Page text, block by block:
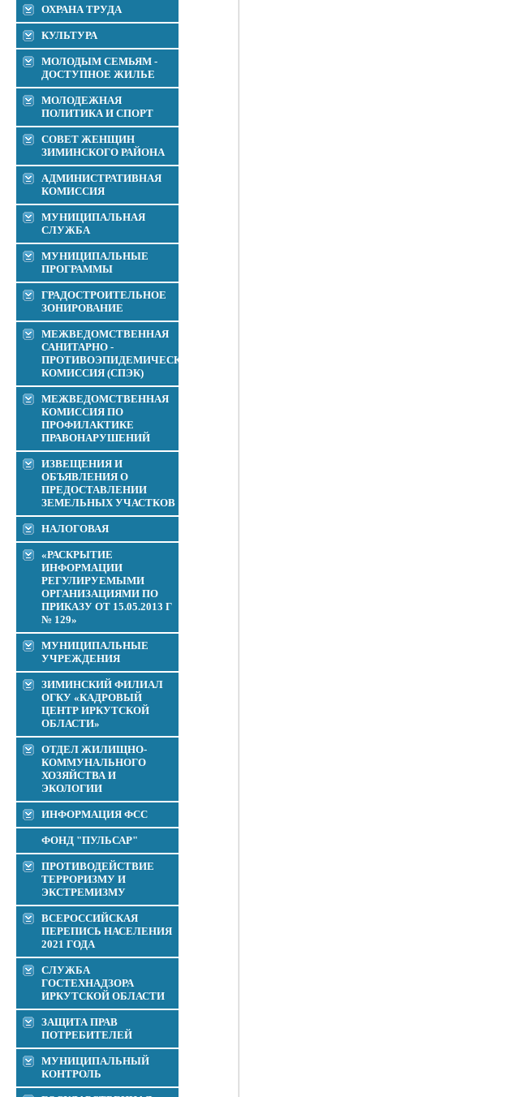
ОХРАНА ТРУДА
КУЛЬТУРА
МОЛОДЫМ СЕМЬЯМ -
ДОСТУПНОЕ ЖИЛЬЕ
МОЛОДЕЖНАЯ
ПОЛИТИКА И СПОРТ
СОВЕТ ЖЕНЩИН
ЗИМИНСКОГО РАЙОНА
АДМИНИСТРАТИВНАЯ
КОМИССИЯ
МУНИЦИПАЛЬНАЯ
СЛУЖБА
МУНИЦИПАЛЬНЫЕ
ПРОГРАММЫ
ГРАДОСТРОИТЕЛЬНОЕ
ЗОНИРОВАНИЕ
МЕЖВЕДОМСТВЕННАЯ
САНИТАРНО -
ПРОТИВОЭПИДЕМИЧЕСКАЯ
КОМИССИЯ (СПЭК)
МЕЖВЕДОМСТВЕННАЯ
КОМИССИЯ ПО
ПРОФИЛАКТИКЕ
ПРАВОНАРУШЕНИЙ
ИЗВЕЩЕНИЯ И
ОБЪЯВЛЕНИЯ О
ПРЕДОСТАВЛЕНИИ
ЗЕМЕЛЬНЫХ УЧАСТКОВ
НАЛОГОВАЯ
«РАСКРЫТИЕ
ИНФОРМАЦИИ
РЕГУЛИРУЕМЫМИ
ОРГАНИЗАЦИЯМИ ПО
ПРИКАЗУ ОТ 15.05.2013 Г
№ 129»
МУНИЦИПАЛЬНЫЕ
УЧРЕЖДЕНИЯ
ЗИМИНСКИЙ ФИЛИАЛ
ОГКУ «КАДРОВЫЙ
ЦЕНТР ИРКУТСКОЙ
ОБЛАСТИ»
ОТДЕЛ ЖИЛИЩНО-
КОММУНАЛЬНОГО
ХОЗЯЙСТВА И
ЭКОЛОГИИ
ИНФОРМАЦИЯ ФСС
ФОНД "ПУЛЬСАР"
ПРОТИВОДЕЙСТВИЕ
ТЕРРОРИЗМУ И
ЭКСТРЕМИЗМУ
ВСЕРОССИЙСКАЯ
ПЕРЕПИСЬ НАСЕЛЕНИЯ
2021 ГОДА
СЛУЖБА
ГОСТЕХНАДЗОРА
ИРКУТСКОЙ ОБЛАСТИ
ЗАЩИТА ПРАВ
ПОТРЕБИТЕЛЕЙ
МУНИЦИПАЛЬНЫЙ
КОНТРОЛЬ